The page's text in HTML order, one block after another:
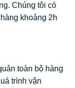
Chúng tôi có
khoảng 2h
toàn bộ hàng
trình vận